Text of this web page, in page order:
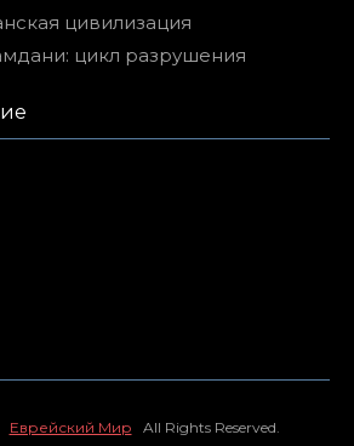
цивилизация
цикл разрушения
Еврейский Мир All Rights Reserved.